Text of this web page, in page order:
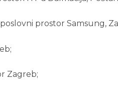
prostor Samsung,
Zagreb;